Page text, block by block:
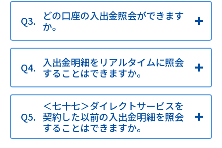
どの口座の入出金照会ができます
か。
入出金明細をリアルタイムに照会
することはできますか。
＜七十七＞ダイレクトサービスを
契約した以前の入出金明細を照会
することはできますか。